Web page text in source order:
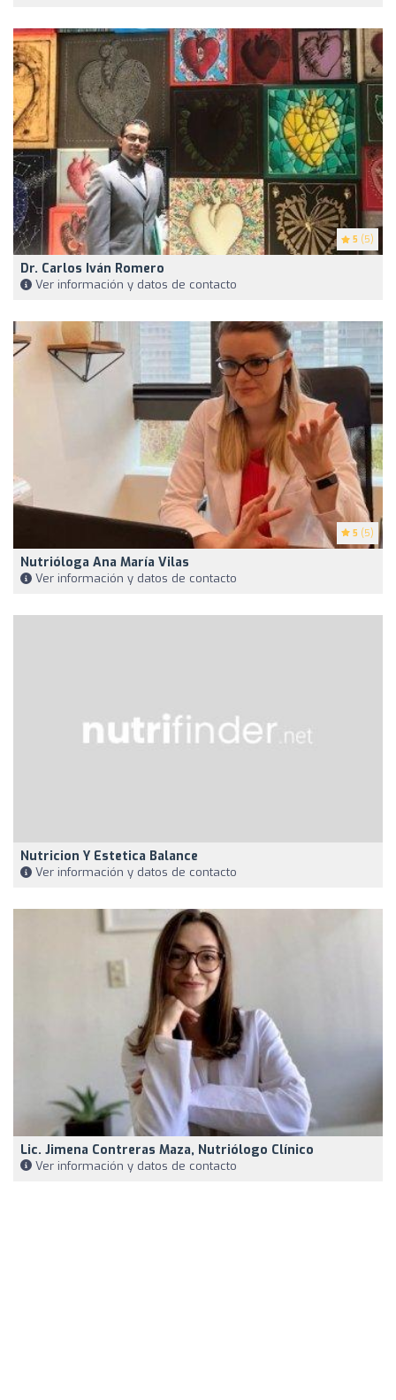
5 (5)
Dr. Carlos Iván Romero
Ver información y datos de contacto
5 (5)
Nutrióloga Ana María Vilas
Ver información y datos de contacto
Nutricion Y Estetica Balance
Ver información y datos de contacto
Lic. Jimena Contreras Maza, Nutriólogo Clínico
Ver información y datos de contacto